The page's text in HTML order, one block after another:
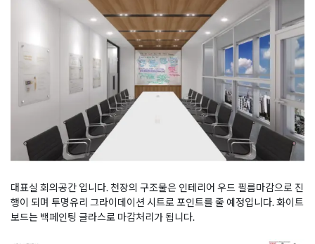
대표실 회의공간 입니다. 천장의 구조물은 인테리어 우드 필름마감으로 진
행이 되며 투명유리 그라이데이션 시트로 포인트를 줄 예정입니다. 화이트
보드는 백페인팅 글라스로 마감처리가 됩니다.